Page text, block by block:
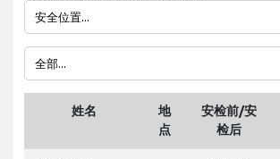
姓名
地
点
安检前/安
检后